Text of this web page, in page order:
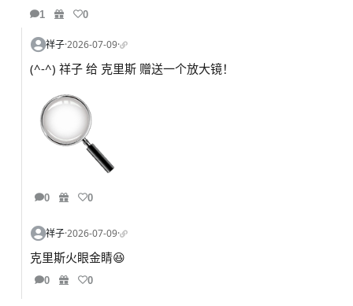
1 0
祥子·2026-07-09·
(^-^) 祥子 给 克里斯 赠送一个放大镜！
0 0
祥子·2026-07-09·
克里斯火眼金睛😆
0 0